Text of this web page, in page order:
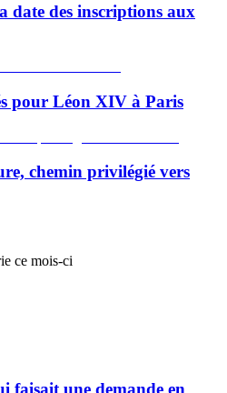
date des inscriptions aux
pour Léon XIV à Paris
chemin privilégié vers
ce mois-ci
faisait une demande en